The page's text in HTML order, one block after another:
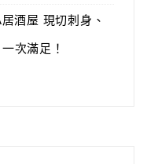
酒屋 現切刺身、
次滿足！